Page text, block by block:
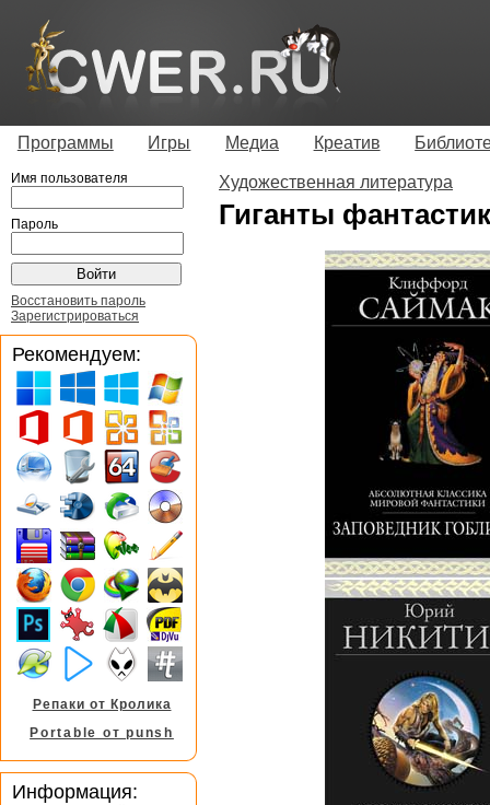
Программы Игры Медиа Креатив
Художественная литература
Гиганты
Имя пользователя
Пароль
Восстановить пароль
Зарегистрироваться
Рекомендуем:
Репаки от Кролика
Portable от punsh
Информация: